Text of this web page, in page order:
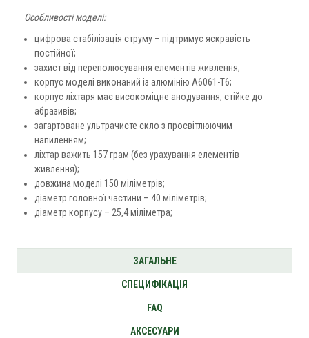
Особливості моделі:
цифрова стабілізація струму – підтримує яскравість
постійної;
захист від переполюсування елементів живлення;
корпус моделі виконаний із алюмінію А6061-Т6;
корпус ліхтаря має високоміцне анодування, стійке до
абразивів;
загартоване ультрачисте скло з просвітлюючим
напиленням;
ліхтар важить 157 грам (без урахування елементів
живлення);
довжина моделі 150 міліметрів;
діаметр головної частини – 40 міліметрів;
діаметр корпусу – 25,4 міліметра;
ЗАГАЛЬНЕ
СПЕЦИФІКАЦІЯ
FAQ
АКСЕСУАРИ